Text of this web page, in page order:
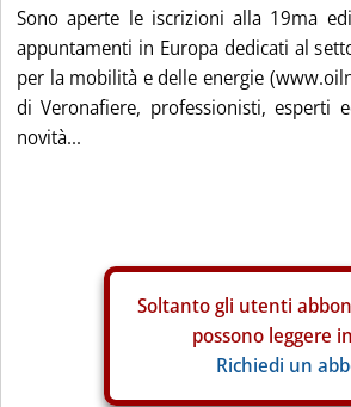
Sono aperte le iscrizioni alla 19ma
appuntamenti in Europa dedicati al
per la mobilità e delle energie
di Veronafiere, professionisti, esperti
novità...
Soltanto gli utenti
possono leggere
Richiedi un